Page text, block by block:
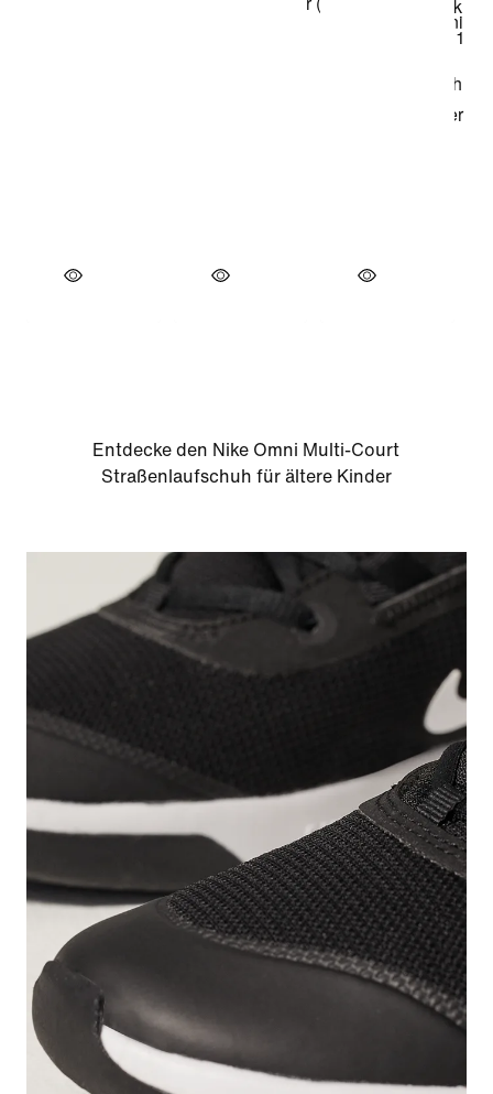
Entdecke den Nike Omni Multi-Court
Straßenlaufschuh für ältere Kinder